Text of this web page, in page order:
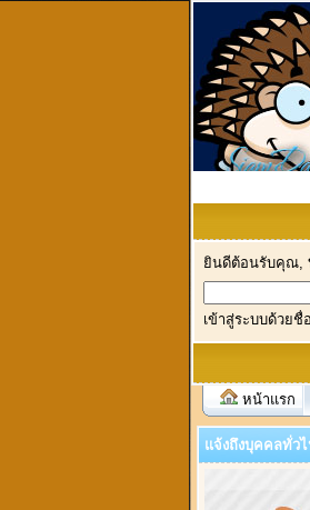
ยินดีต้อนรับคุณ,
เข้าสู่ระบบด้วยชื่
หน้าแรก
แจ้งถึงบุคคลทั่ว